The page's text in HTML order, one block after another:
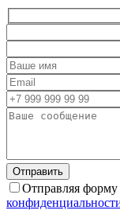
Отправляя